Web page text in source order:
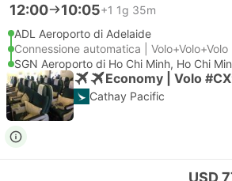
12:00 10:05+1 1g 35m
ADL Aeroporto di Adelaide
Connessione automatica | Volo+Volo+Volo
SGN Aeroporto di Ho Chi Minh, Ho Chi
Economy | Volo
Cathay Pacific
USD